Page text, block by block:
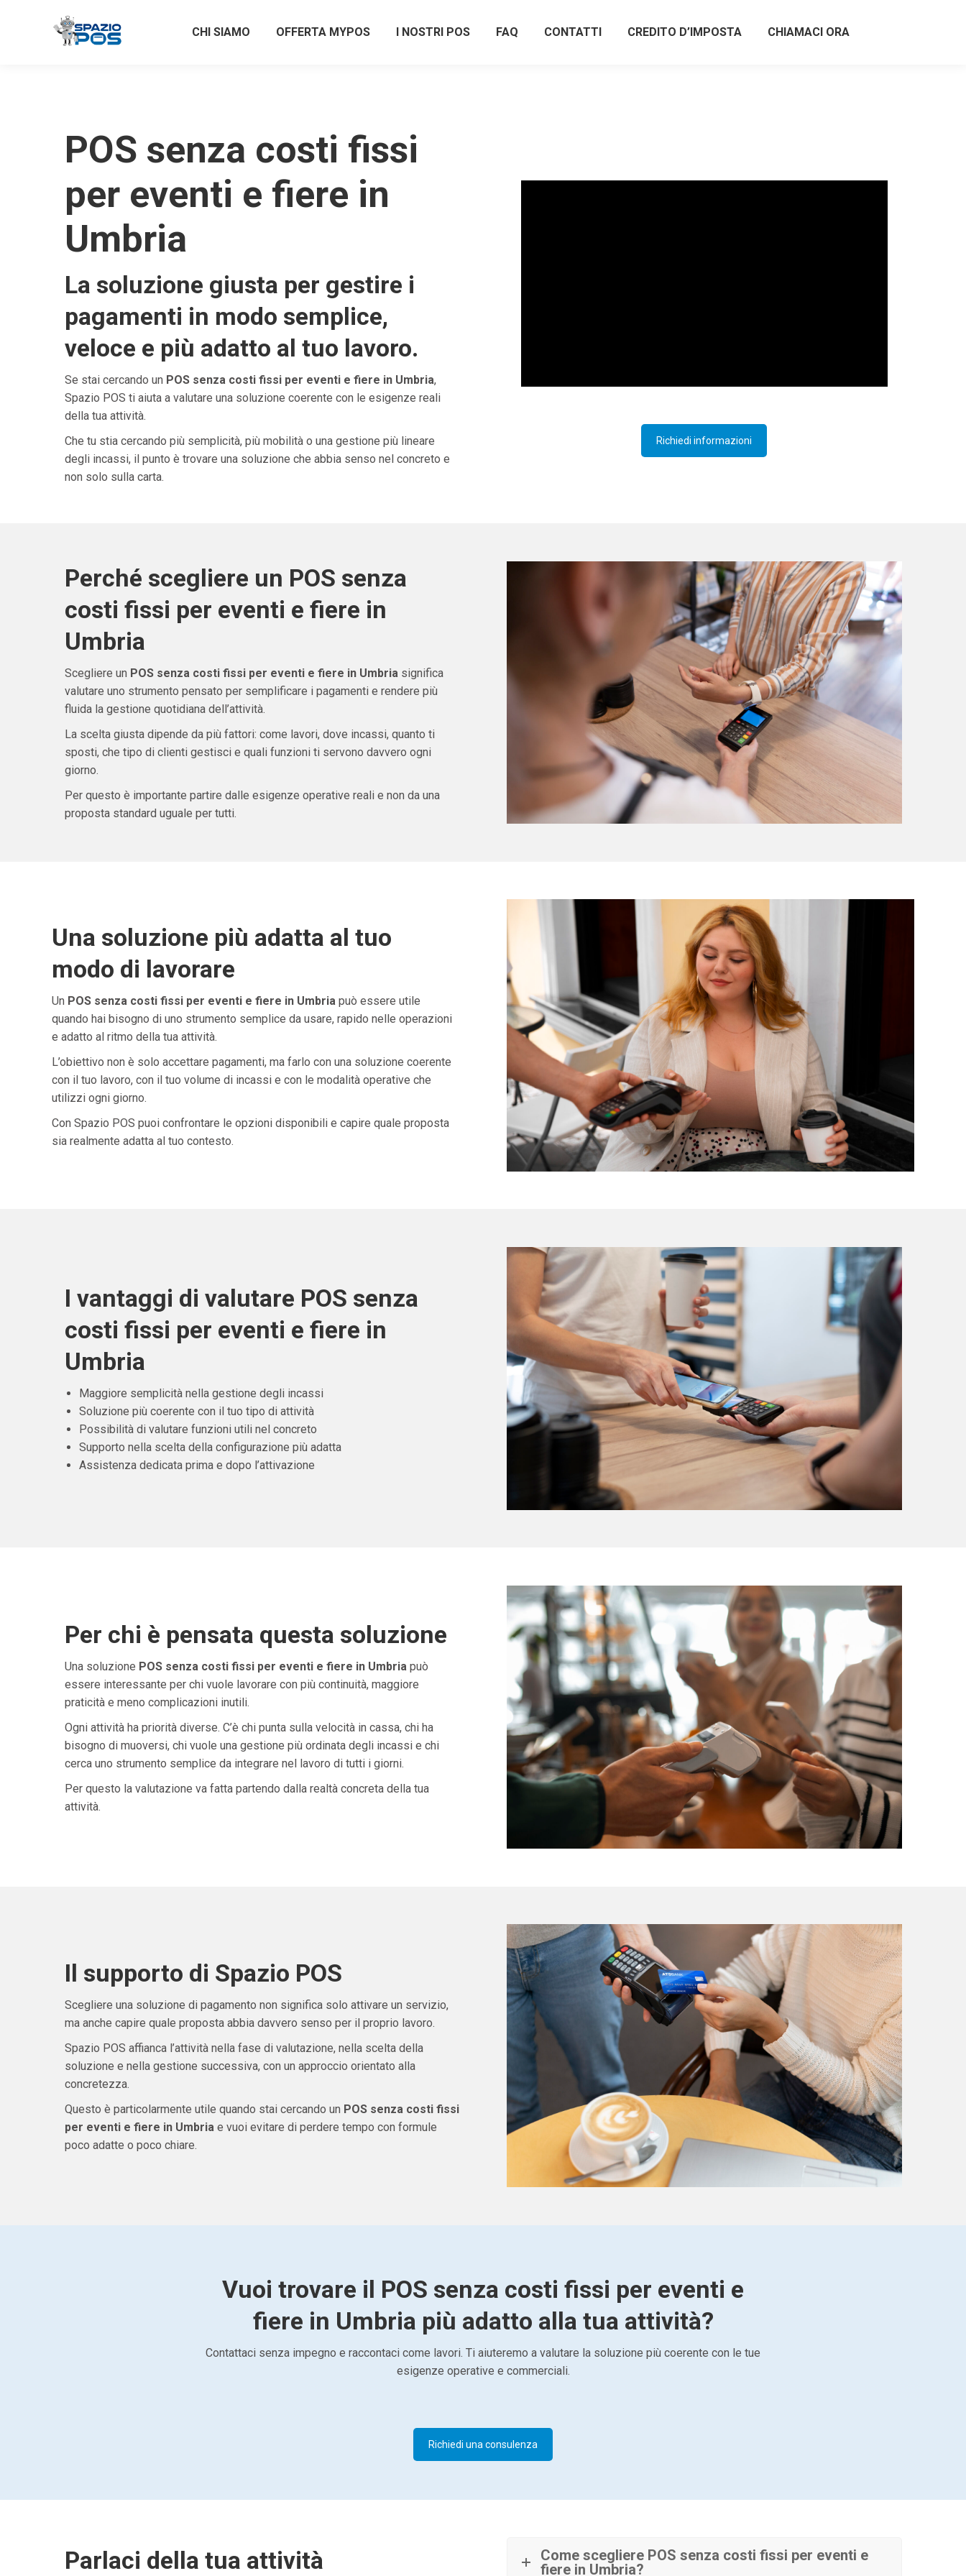
CHI SIAMO OFFERTA MYPOS I NOSTRI POS FAQ CONTATTI CREDITO D’IMPOSTA CHIAMACI ORA
POS senza costi fissi
per eventi e fiere in
Umbria
La soluzione giusta per gestire i
pagamenti in modo semplice,
veloce e più adatto al tuo lavoro.
Se stai cercando un POS senza costi fissi per eventi e fiere in Umbria,
Spazio POS ti aiuta a valutare una soluzione coerente con le esigenze reali
della tua attività.
Che tu stia cercando più semplicità, più mobilità o una gestione più lineare
degli incassi, il punto è trovare una soluzione che abbia senso nel concreto e
non solo sulla carta.
Richiedi informazioni
Perché scegliere un POS senza
costi fissi per eventi e fiere in
Umbria
Scegliere un POS senza costi fissi per eventi e fiere in Umbriasignifica
valutare uno strumento pensato per semplificare i pagamenti e rendere più
fluida la gestione quotidiana dell’attività.
La scelta giusta dipende da più fattori: come lavori, dove incassi, quanto ti
sposti, che tipo di clienti gestisci e quali funzioni ti servono davvero ogni
giorno.
Per questo è importante partire dalle esigenze operative reali e non da una
proposta standard uguale per tutti.
Una soluzione più adatta al tuo
modo di lavorare
Un POS senza costi fissi per eventi e fiere in Umbria può essere utile
quando hai bisogno di uno strumento semplice da usare, rapido nelle operazioni
e adatto al ritmo della tua attività.
L’obiettivo non è solo accettare pagamenti, ma farlo con una soluzione coerente
con il tuo lavoro, con il tuo volume di incassi e con le modalità operative che
utilizzi ogni giorno.
Con Spazio POS puoi confrontare le opzioni disponibili e capire quale proposta
sia realmente adatta al tuo contesto.
I vantaggi di valutare POS senza
costi fissi per eventi e fiere in
Umbria
Maggiore semplicità nella gestione degli incassi
Soluzione più coerente con il tuo tipo di attività
Possibilità di valutare funzioni utili nel concreto
Supporto nella scelta della configurazione più adatta
Assistenza dedicata prima e dopo l’attivazione
Per chi è pensata questa soluzione
Una soluzione POS senza costi fissi per eventi e fiere in Umbriapuò
essere interessante per chi vuole lavorare con più continuità, maggiore
praticità e meno complicazioni inutili.
Ogni attività ha priorità diverse. C’è chi punta sulla velocità in cassa, chi ha
bisogno di muoversi, chi vuole una gestione più ordinata degli incassi e chi
cerca uno strumento semplice da integrare nel lavoro di tutti i giorni.
Per questo la valutazione va fatta partendo dalla realtà concreta della tua
attività.
Il supporto di Spazio POS
Scegliere una soluzione di pagamento non significa solo attivare un servizio,
ma anche capire quale proposta abbia davvero senso per il proprio lavoro.
Spazio POS affianca l’attività nella fase di valutazione, nella scelta della
soluzione e nella gestione successiva, con un approccio orientato alla
concretezza.
Questo è particolarmente utile quando stai cercando un POS senza costi fissi
per eventi e fiere in Umbriae vuoi evitare di perdere tempo con formule
poco adatte o poco chiare.
Vuoi trovare il POS senza costi fissi per eventi e
fiere in Umbria più adatto alla tua attività?
Contattaci senza impegno e raccontaci come lavori. Ti aiuteremo a valutare la soluzione più coerente con le tue
esigenze operative e commerciali.
Richiedi una consulenza
Parlaci della tua attività
Come scegliere POS senza costi fissi per eventi e
fiere in Umbria?